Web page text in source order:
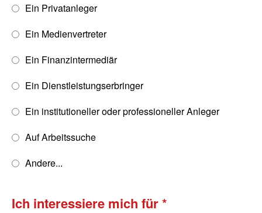
Ein Privatanleger
Ein Medienvertreter
Ein Finanzintermediär
Ein Dienstleistungserbringer
Ein institutioneller oder professioneller Anleger
Auf Arbeitssuche
Andere...
Ich interessiere mich für